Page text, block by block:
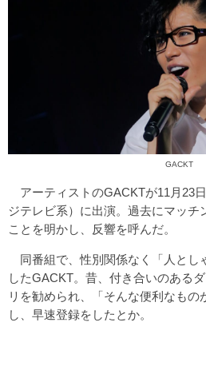
GACKT
アーティストのGACKTが11月23
ジテレビ系）に出演。過去にマッチ
ことを明かし、反響を呼んだ。
同番組で、性別関係なく「人とし
したGACKT。昔、付き合いのある
リを勧められ、「そんな便利なもの
し、早速登録をしたとか。